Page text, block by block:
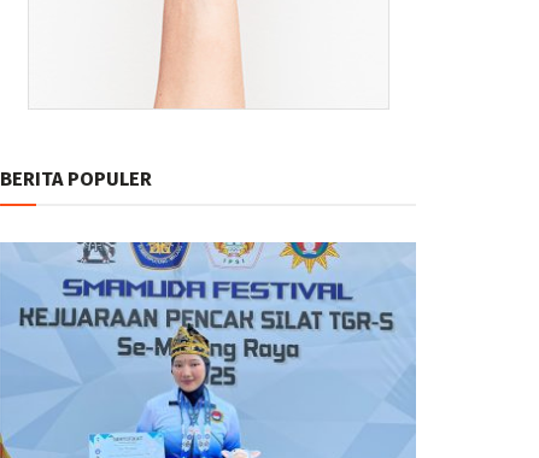
BERITA POPULER